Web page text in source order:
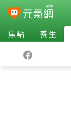
焦點 養生